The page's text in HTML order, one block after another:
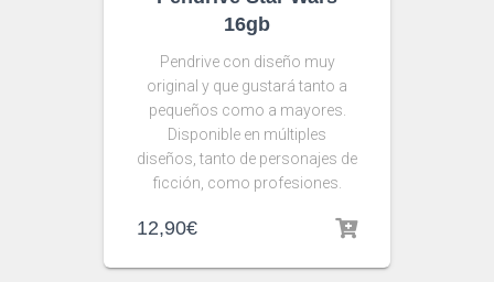
16gb
Pendrive con diseño muy
original y que gustará tanto a
pequeños como a mayores.
Disponible en múltiples
diseños, tanto de personajes de
ficción, como profesiones.
12,90€